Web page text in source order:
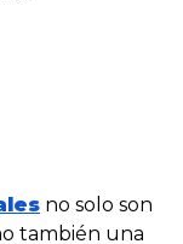
no solo son
también una